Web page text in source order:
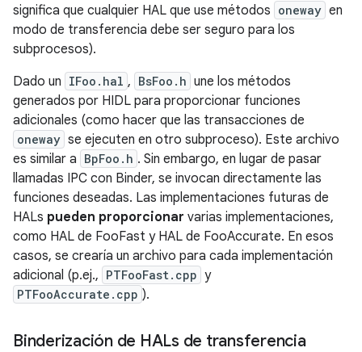
significa que cualquier HAL que use métodos oneway en
modo de transferencia debe ser seguro para los
subprocesos).
Dado un IFoo.hal , BsFoo.h une los métodos
generados por HIDL para proporcionar funciones
adicionales (como hacer que las transacciones de
oneway se ejecuten en otro subproceso). Este archivo
es similar a BpFoo.h . Sin embargo, en lugar de pasar
llamadas IPC con Binder, se invocan directamente las
funciones deseadas. Las implementaciones futuras de
HALs pueden proporcionar varias implementaciones,
como HAL de FooFast y HAL de FooAccurate. En esos
casos, se crearía un archivo para cada implementación
adicional (p.ej., PTFooFast.cpp y
PTFooAccurate.cpp ).
Binderización de HALs de transferencia